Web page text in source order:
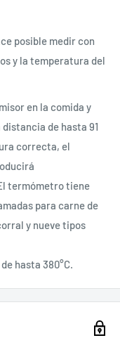
posible medir con
y la temperatura del
en la comida y
de hasta 91
correcta, el
termómetro tiene
para carne de
y nueve tipos
hasta 380°C.